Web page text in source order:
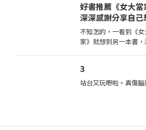
好書推薦《女大當
深深感謝分享自己
震撼讀者的作家，
看到不同樣貌的家
不知怎的，一看到《女
家》就想到另一本書，
3
站台又玩嘢啦。真傷腦